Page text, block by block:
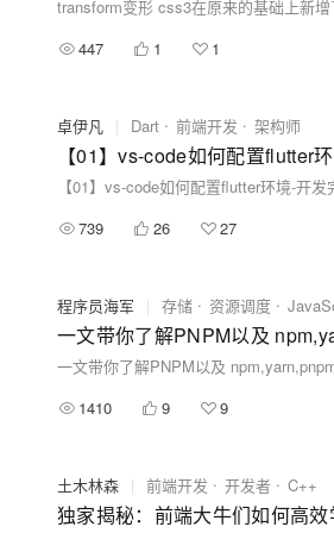
447 1 1
卓伊凡 | Dart 前端开发 架构师
739 26 27
程序员海军 | 存储 资源调度
一文带你了解PNPM以及
一文带你了解PNPM以及
1410
9 9
土木林森 | 前端开发 开发者 C++
独家揭秘：前端大牛们如何高